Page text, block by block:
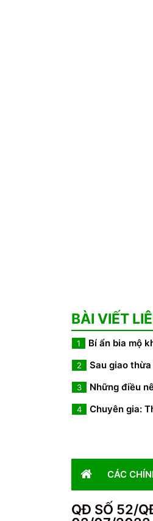
BÀI VIẾT
1 Bí ẩn bia mộ
2 Sau giao
3 Những điều
4 Chuyên gia:
CÁC
QĐ SỐ 52/